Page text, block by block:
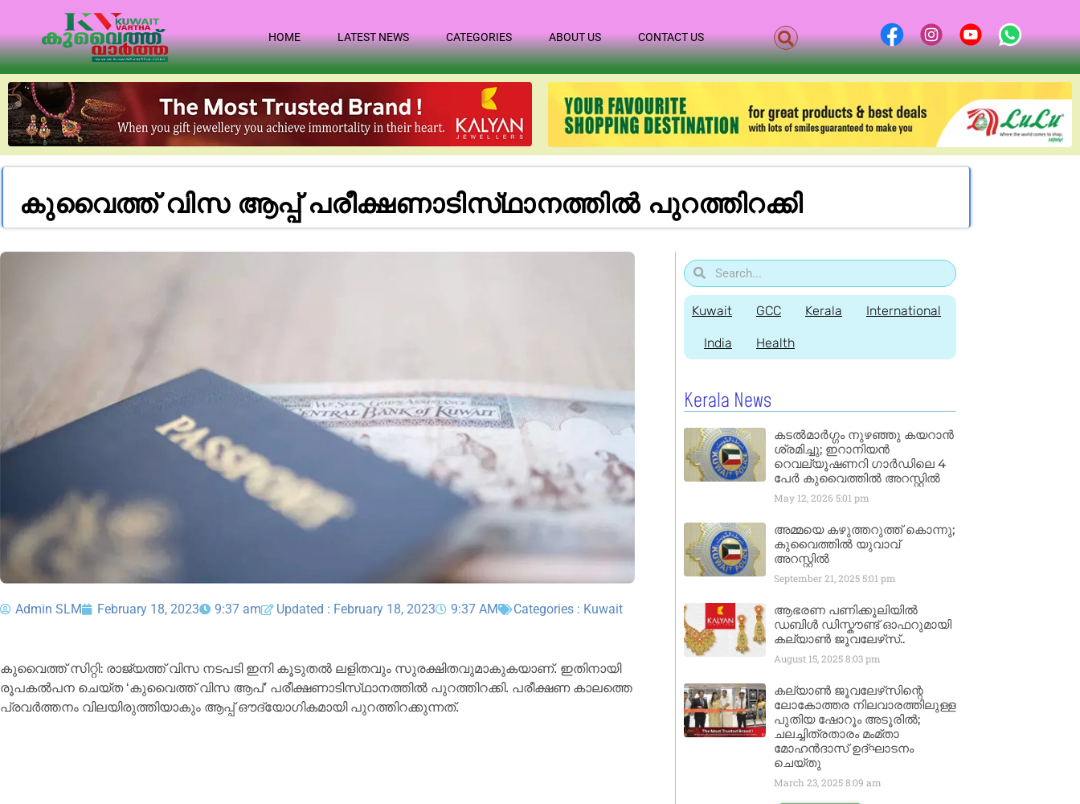
HOME LATEST NEWS CATEGORIES ABOUT US CONTACT US
കു​വൈ​ത്ത് വി​സ ആപ്പ് പ​രീ​ക്ഷ​ണാ​ടി​സ്‌​ഥാ​ന​ത്തി​ൽ പു​റ​ത്തി​റ​ക്കി
Admin SLM February 18, 2023 9:37 am Updated : February 18, 2023 9:37 AM Categories : Kuwait
കു​വൈ​ത്ത് സി​റ്റി: രാ​ജ്യ​ത്ത് വി​സ ന​ട​പ​ടി ഇ​നി കൂ​ടു​ത​ൽ ല​ളി​ത​വും സു​ര​ക്ഷി​ത​വു​മാ​കുകയാണ്. ഇ​തി​നാ​യി
രൂ​പ​ക​ൽ​പ​ന ചെ​യ്ത ‘കു​വൈ​ത്ത് വി​സ ആ​പ്’ പ​രീ​ക്ഷ​ണാ​ടി​സ്‌​ഥാ​ന​ത്തി​ൽ പു​റ​ത്തി​റ​ക്കി. പ​രീ​ക്ഷ​ണ കാ​ല​ത്തെ
പ്ര​വ​ർ​ത്ത​നം വി​ല​യി​രു​ത്തി​യാ​കും ആ​പ്പ് ഔ​ദ്യോ​ഗി​കമായി പു​റ​ത്തി​റ​ക്കുന്നത്.
Kuwait GCC Kerala International
India Health
Kerala News
കടൽമാർഗ്ഗം നുഴഞ്ഞു കയറാൻ
ശ്രമിച്ചു; ഇറാനിയൻ
റെവല്യൂഷണറി ഗാർഡിലെ 4
പേർ കുവൈത്തിൽ അറസ്റ്റിൽ
May 12, 2026 5:01 pm
അമ്മയെ കഴുത്തറുത്ത് കൊന്നു;
കുവൈത്തിൽ യുവാവ്
അറസ്റ്റിൽ
September 21, 20255:01 pm
ആഭരണ പണിക്കൂലിയിൽ
ഡബിൾ ഡിസ്കൗണ്ട് ഓഫറുമായി
കല്യാൺ ജൂവലേഴ്‌സ്..
August 15, 20258:03 pm
കല്യാൺ ജൂവലേഴ്‌സിന്റെ
ലോകോത്തര നിലവാരത്തിലുള്ള
പുതിയ ഷോറൂം അടൂരിൽ;
ചലച്ചിത്രതാരം മംമ്താ
മോഹൻദാസ് ഉദ്ഘാടനം
ചെയ്‌തു
March 23, 20258:09 am